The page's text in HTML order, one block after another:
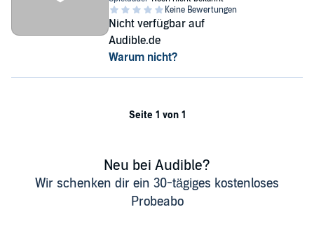
Nicht verfügbar auf
Audible.de
Warum nicht?
Seite 1 von 1
Neu bei Audible?
Wir schenken dir ein 30-tägiges kostenloses
Probeabo